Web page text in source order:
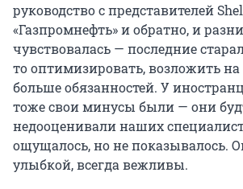
руководство с представителей
«Газпромнефть» и обратно, и
чувствовалась — последние
то оптимизировать, возложить на
больше обязанностей. У
тоже свои минусы были — они
недооценивали наших
ощущалось, но не показывалось.
улыбкой, всегда вежливы.